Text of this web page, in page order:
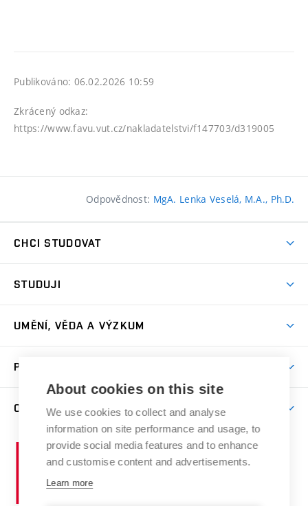
Publikováno: 06.02.2026 10:59
Zkrácený odkaz:
https://www.favu.vut.cz/nakladatelstvi/f147703/d319005
Odpovědnost: MgA. Lenka Veselá, M.A., Ph.D.
CHCI STUDOVAT
Přijímačky
Dny otevřených dveří
Přípravné kurzy
Studium bez bariér
Katedra teorií a dějin umění
Kabinety a dílny
Kontakt
E-přihláška
STUDUJI
Časový plán studia
Studijní předpisy a formuláře
Studium a stáže v zahraničí
Rezidenční pobyty
Odborná praxe
Stipendia
UMĚNÍ, VĚDA A VÝZKUM
Publikační činnost
Projekty
Výstavy
PRO VEŘEJNOST
Letní školy a semestrální kurzy
Nakladatelská a vydavatelská činnost
Research Catalogue
Galerie
O FAKULTĚ
Aktuality
Informační tabule
Organizační struktura
Vysoké
učení
About cookies on this site
We use cookies to collect and analyse
information on site performance and usage, to
provide social media features and to enhance
and customise content and advertisements.
Learn more